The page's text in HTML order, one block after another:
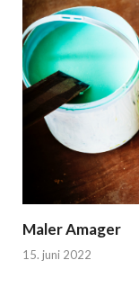
Maler Amager
15. juni 2022